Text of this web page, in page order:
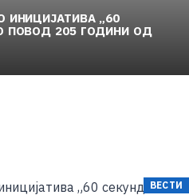
ИНИЦИЈАТИВА „60
ПОВОД 205 ГОДИНИ ОД
ВЕСТИ